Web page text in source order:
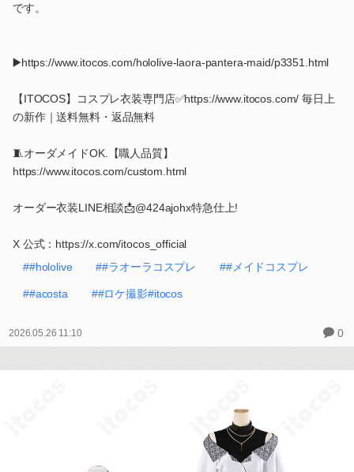
です。
▶️https://www.itocos.com/hololive-laora-pantera-maid/p3351.html
【ITOCOS】コスプレ衣装専門店✅https://www.itocos.com/ 毎日上
の新作｜送料無料・返品無料
🧵オーダメイドOK.【職人品質】
https://www.itocos.com/custom.html
オーダー衣装LINE相談📩@424ajohx特急仕上!
X 公式：https://x.com/itocos_official
##hololive
##ラオーラコスプレ ##メイドコスプレ
##acosta ##ロケ撮影#itocos
2026.05.26 11:10 0